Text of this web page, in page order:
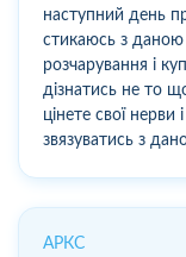
наступний день
стикаюсь з
розчарування і
дізнатись не то
цінете свої
звязуватись з
АРКС